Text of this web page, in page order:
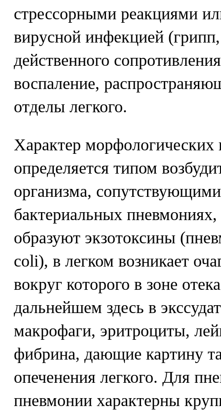
стрессорными реакциями
вирусной инфекцией
действенного
воспаление,
отделы легкого.
Характер морфологических
определяется типом
организма,
бактериальных
образуют экзотоксины
coli), в легком возникает
вокруг которого в зоне
дальнейшем здесь в
макрофаги, эритроциты,
фибрина, дающие картину
опеченения легкого. Для
пневмонии характерны